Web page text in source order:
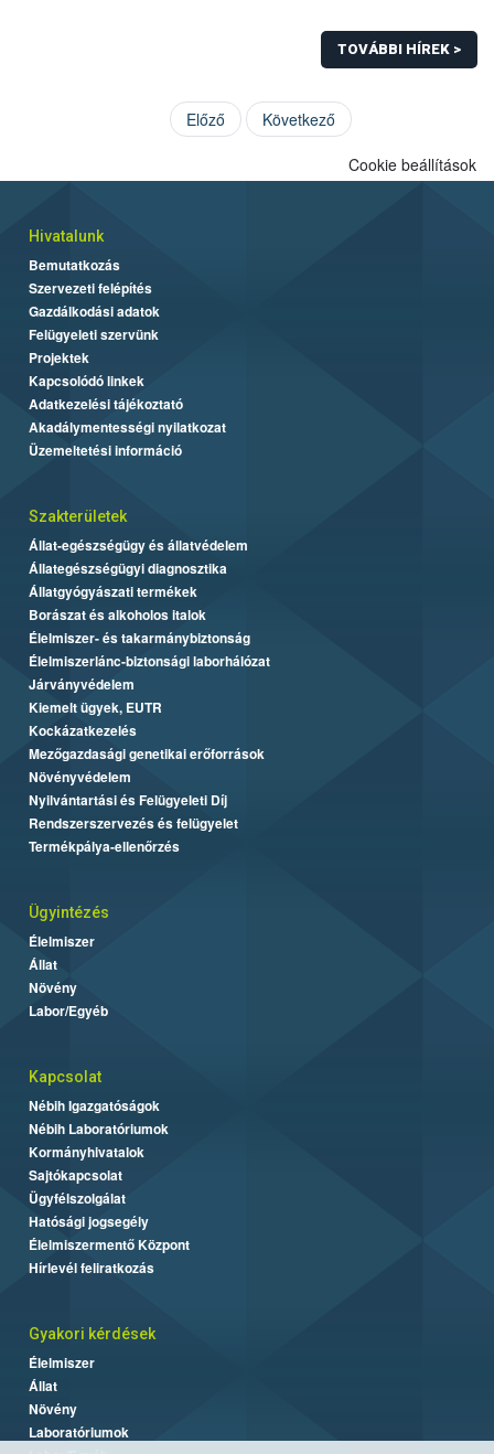
TOVÁBBI HÍREK >
Előző Következő
Cookie beállítások
Hivatalunk
Bemutatkozás
Szervezeti felépítés
Gazdálkodási adatok
Felügyeleti szervünk
Projektek
Kapcsolódó linkek
Adatkezelési tájékoztató
Akadálymentességi nyilatkozat
Üzemeltetési információ
Szakterületek
Állat-egészségügy és állatvédelem
Állategészségügyi diagnosztika
Állatgyógyászati termékek
Borászat és alkoholos italok
Élelmiszer- és takarmánybiztonság
Élelmiszerlánc-biztonsági laborhálózat
Járványvédelem
Kiemelt ügyek, EUTR
Kockázatkezelés
Mezőgazdasági genetikai erőforrások
Növényvédelem
Nyilvántartási és Felügyeleti Díj
Rendszerszervezés és felügyelet
Termékpálya-ellenőrzés
Ügyintézés
Élelmiszer
Állat
Növény
Labor/Egyéb
Kapcsolat
Nébih Igazgatóságok
Nébih Laboratóriumok
Kormányhivatalok
Sajtókapcsolat
Ügyfélszolgálat
Hatósági jogsegély
Élelmiszermentő Központ
Hírlevél feliratkozás
Gyakori kérdések
Élelmiszer
Állat
Növény
Laboratóriumok